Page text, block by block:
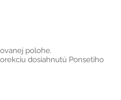
polohe.
dosiahnutú Ponsetiho